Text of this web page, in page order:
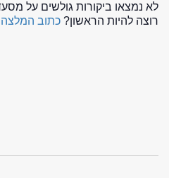
לא נמצאו ביקורות גולשים על
רוצה להיות הראשון? כתוב המלצה